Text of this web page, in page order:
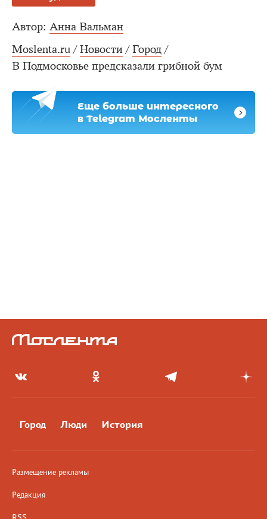
Автор: Анна Вальман
Moslenta.ru / Новости / Город /
В Подмосковье предсказали грибной бум
Еще больше интересного
в Telegram Мосленты
Город Люди История
Размещение рекламы
Редакция